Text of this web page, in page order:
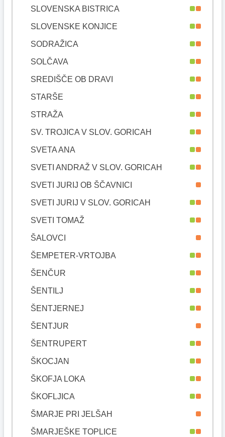
SLOVENSKA BISTRICA
SLOVENSKE KONJICE
SODRAŽICA
SOLČAVA
SREDIŠČE OB DRAVI
STARŠE
STRAŽA
SV. TROJICA V SLOV. GORICAH
SVETA ANA
SVETI ANDRAŽ V SLOV. GORICAH
SVETI JURIJ OB ŠČAVNICI
SVETI JURIJ V SLOV. GORICAH
SVETI TOMAŽ
ŠALOVCI
ŠEMPETER-VRTOJBA
ŠENČUR
ŠENTILJ
ŠENTJERNEJ
ŠENTJUR
ŠENTRUPERT
ŠKOCJAN
ŠKOFJA LOKA
ŠKOFLJICA
ŠMARJE PRI JELŠAH
ŠMARJEŠKE TOPLICE